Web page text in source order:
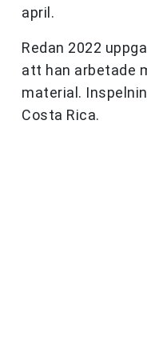
april.
Redan 2022
att han arbetade
material.
Costa Rica.